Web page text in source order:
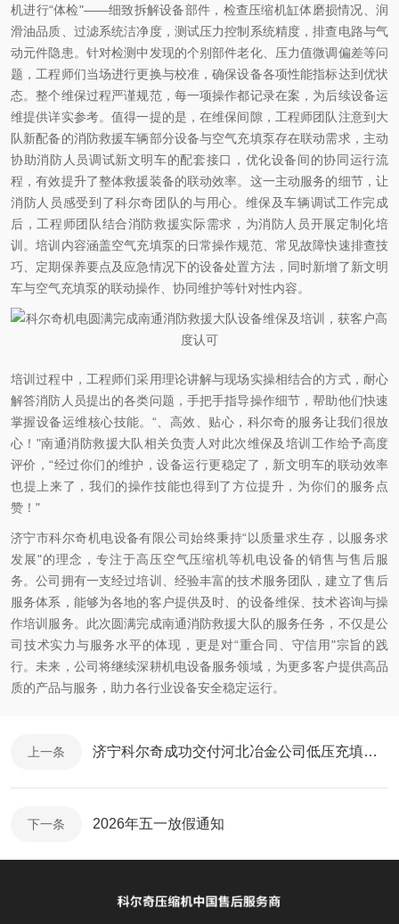
机进行“体检"——细致拆解设备部件，检查压缩机缸体磨损情况、润
滑油品质、过滤系统洁净度，测试压力控制系统精度，排查电路与气
动元件隐患。针对检测中发现的个别部件老化、压力值微调偏差等问
题，工程师们当场进行更换与校准，确保设备各项性能指标达到优状
态。整个维保过程严谨规范，每一项操作都记录在案，为后续设备运
维提供详实参考。值得一提的是，在维保间隙，工程师团队注意到大
队新配备的消防救援车辆部分设备与空气充填泵存在联动需求，主动
协助消防人员调试新文明车的配套接口，优化设备间的协同运行流
程，有效提升了整体救援装备的联动效率。这一主动服务的细节，让
消防人员感受到了科尔奇团队的与用心。维保及车辆调试工作完成
后，工程师团队结合消防救援实际需求，为消防人员开展定制化培
训。培训内容涵盖空气充填泵的日常操作规范、常见故障快速排查技
巧、定期保养要点及应急情况下的设备处置方法，同时新增了新文明
车与空气充填泵的联动操作、协同维护等针对性内容。
培训过程中，工程师们采用理论讲解与现场实操相结合的方式，耐心
解答消防人员提出的各类问题，手把手指导操作细节，帮助他们快速
掌握设备运维核心技能。“、高效、贴心，科尔奇的服务让我们很放
心！"南通消防救援大队相关负责人对此次维保及培训工作给予高度
评价，“经过你们的维护，设备运行更稳定了，新文明车的联动效率
也提上来了，我们的操作技能也得到了方位提升，为你们的服务点
赞！"
济宁市科尔奇机电设备有限公司始终秉持“以质量求生存，以服务求
发展"的理念，专注于高压空气压缩机等机电设备的销售与售后服
务。公司拥有一支经过培训、经验丰富的技术服务团队，建立了售后
服务体系，能够为各地的客户提供及时、的设备维保、技术咨询与操
作培训服务。此次圆满完成南通消防救援大队的服务任务，不仅是公
司技术实力与服务水平的体现，更是对“重合同、守信用"宗旨的践
行。未来，公司将继续深耕机电设备服务领域，为更多客户提供高品
质的产品与服务，助力各行业设备安全稳定运行。
上一条 济宁科尔奇成功交付河北冶金公司低压充填泵 赋能冶金行业绿色高效生产
下一条 2026年五一放假通知